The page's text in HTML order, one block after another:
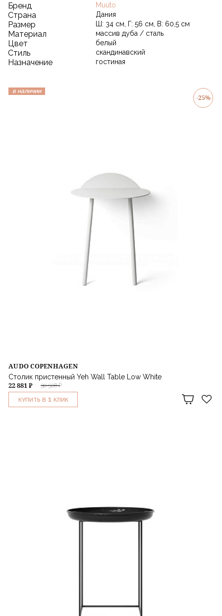
Бренд Muuto
Страна Дания
Размер Ш: 34 см, Г: 56 см, В: 60,5 см
Материал массив дуба / сталь
Цвет белый
Стиль скандинавский
Назначение гостиная
в наличии
-25%
AUDO COPENHAGEN
Столик пристенный Yeh Wall Table Low White
30 508 ₽
22 881 ₽
КУПИТЬ В 1 КЛИК